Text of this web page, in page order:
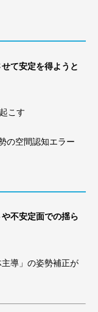
て安定を得ようと
こす
の空間認知エラー
不安定面での揺ら
導」の姿勢補正が